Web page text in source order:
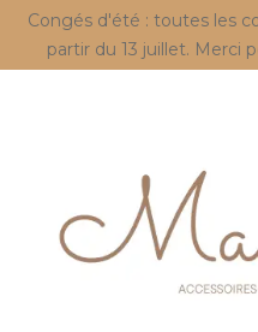
Congés d'été : toutes les
partir du 13 juillet. Merci